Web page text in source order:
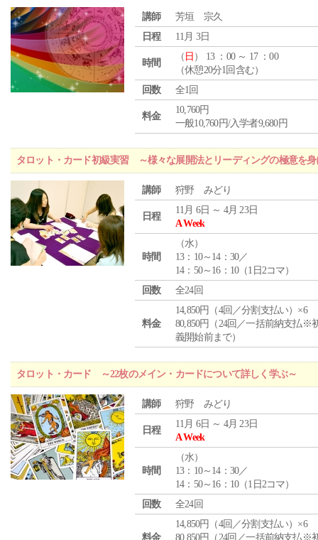
講師
芳垣 宗久
日程
11月 3日
時間
（ 日 ） 13 ：00 ～ 17 ：00
（休憩20分1回含む）
回数
全1回
料金
10,760円
一般10,760円/入学者9,680円
タロット・カード初級実習 ～様々な展開法とリーディングの極意を身
講師 狩野 みどり
日程
11月 6日 ～ 4月 23日
A Week
時間
（水）
13：10～14：30／
14：50～16：10（1日2コマ）
回数
全24回
料金
14,850円（4回／分割支払い）×6
80,850円（24回／一括前納支払※
義開始前まで）
タロット・カード ～22枚のメイン・カードについて詳しく学ぶ～
講師 狩野 みどり
日程
11月 6日 ～ 4月 23日
A Week
時間
（水）
13：10～14：30／
14：50～16：10（1日2コマ）
回数
全24回
料金
14,850円（4回／分割支払い）×6
80,850円（24回／一括前納支払※